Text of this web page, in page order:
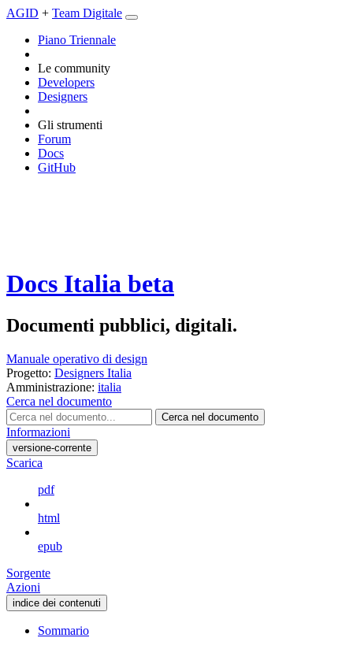
AGID + Team Digitale
Piano Triennale
Le community
Developers
Designers
Gli strumenti
Forum
Docs
GitHub
Docs Italia beta
Documenti pubblici, digitali.
Manuale operativo di design
Progetto: Designers Italia
Amministrazione: italia
Cerca nel documento
Cerca nel documento
Informazioni
versione-corrente
Scarica
pdf
html
epub
Sorgente
Azioni
indice dei contenuti
Sommario